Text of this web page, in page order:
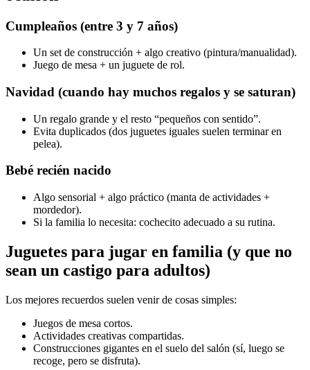
Cumpleaños (entre 3 y 7 años)
Un set de construcción + algo creativo (pintura/manualidad).
Juego de mesa + un juguete de rol.
Navidad (cuando hay muchos regalos y se saturan)
Un regalo grande y el resto “pequeños con sentido”.
Evita duplicados (dos juguetes iguales suelen terminar en
pelea).
Bebé recién nacido
Algo sensorial + algo práctico (manta de actividades +
mordedor).
Si la familia lo necesita: cochecito adecuado a su rutina.
Juguetes para jugar en familia (y que no
sean un castigo para adultos)
Los mejores recuerdos suelen venir de cosas simples:
Juegos de mesa cortos.
Actividades creativas compartidas.
Construcciones gigantes en el suelo del salón (sí, luego se
recoge, pero se disfruta).